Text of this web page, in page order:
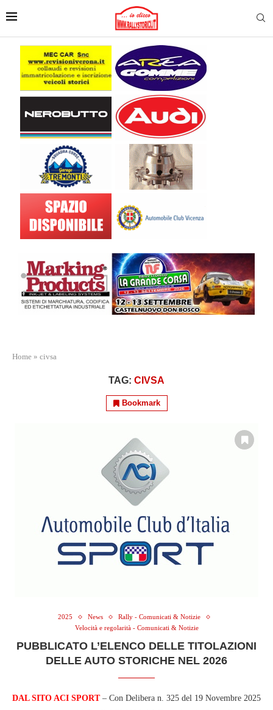
Home » civsa
TAG: CIVSA
Bookmark
2025 News
Rally - Comunicati & Notizie
Velocità e regolarità - Comunicati & Notizie
PUBBLICATO L’ELENCO DELLE TITOLAZIONI
DELLE AUTO STORICHE NEL 2026
DAL SITO ACI SPORT – Con Delibera n. 325 del 19 Novembre 2025